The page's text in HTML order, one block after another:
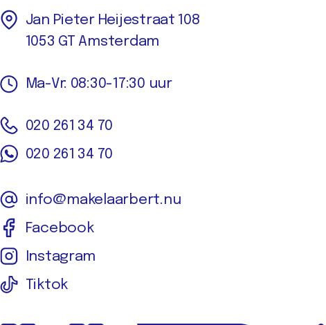
Jan Pieter Heijestraat 108
1053 GT Amsterdam
Ma-Vr: 08:30-17:30 uur
020 261 34 70
020 261 34 70
info@makelaarbert.nu
Facebook
Instagram
Tiktok